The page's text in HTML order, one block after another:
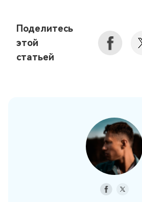
Поделитесь
этой
статьей